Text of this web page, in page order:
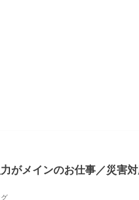
がメインのお仕事／災害